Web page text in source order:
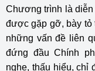
Chương trình là diễn
được gặp gỡ, bày tỏ
những vấn đề liên
đứng đầu Chính
nghe, thấu hiểu, chỉ